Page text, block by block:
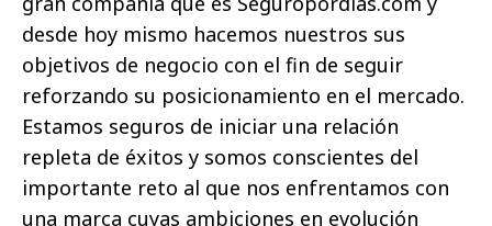
desde hoy mismo hacemos nuestros sus
objetivos de negocio con el fin de seguir
reforzando su posicionamiento en el mercado.
Estamos seguros de iniciar una relación
repleta de éxitos y somos conscientes del
importante reto al que nos enfrentamos con
una marca cuyas ambiciones en evolución